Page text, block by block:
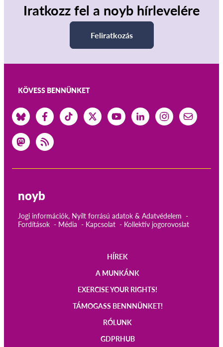
Iratkozz fel a noyb hírlevelére
Feliratkozás
KÖVESS BENNÜNKET
noyb
Jogi információk, Nyílt forrású adatok & Adatvédelem
Fordítások
Média Kapcsolat Kollektív jogorovoslat
HÍREK
A MUNKÁNK
EXERCISE YOUR RIGHTS!
TÁMOGASS BENNNÜNKET!
RÓLUNK
GDPRHUB